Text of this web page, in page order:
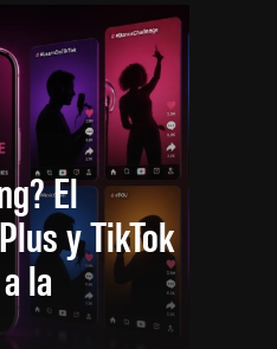
El
y TikTok
la